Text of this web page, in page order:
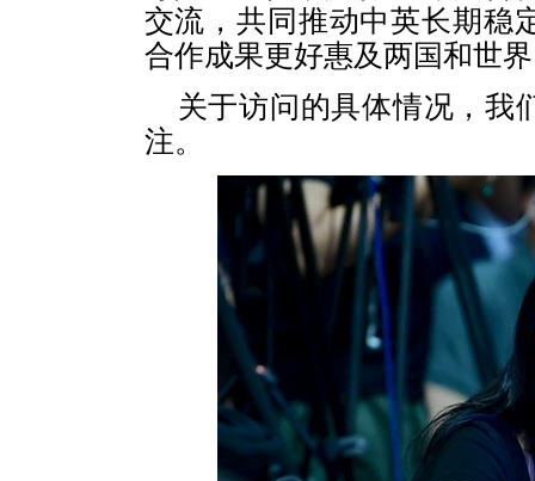
交流，共同推动中英长期稳
合作成果更好惠及两国和世
关于访问的具体情况，我
注。